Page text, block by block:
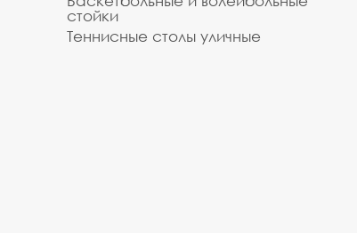
стойки
Теннисные столы уличные